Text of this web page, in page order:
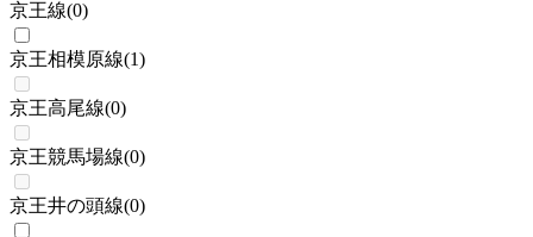
京王線(0)
京王相模原線(1)
京王高尾線(0)
京王競馬場線(0)
京王井の頭線(0)